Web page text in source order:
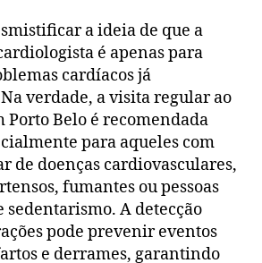
a ideia de que a
é apenas para
cardíacos já
verdade, a visita regular ao
Porto Belo é recomendada
para aqueles com
de doenças cardiovasculares,
fumantes ou pessoas
sedentarismo. A detecção
pode prevenir eventos
e derrames, garantindo